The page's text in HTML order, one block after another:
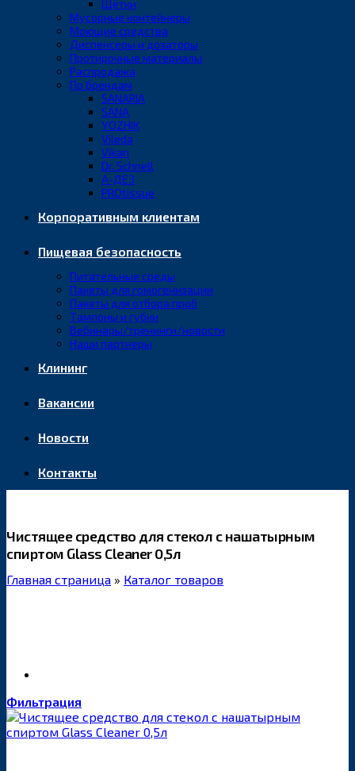
Щётки
Мусорные контейнеры
Моющие средства
Диспенсеры и дозаторы
Протирочные материалы
Распродажа
По брендам
SANARIA
SANA
YOZHIK
Vileda
Vikan
Dr. Schnell
А-ДЕЗ
PROtissue
Корпоративным клиентам
Пищевая безопасность
Питательные среды
Пакеты для гомогенизации
Пакеты для отбора проб
Тампоны и губки
Вебинары/тренинги/новости
Наши партнеры
Клининг
Вакансии
Новости
Контакты
Чистящее средство для стекол с нашатырным
спиртом Glass Cleaner 0,5л
Главная страница » Каталог товаров
Фильтрация